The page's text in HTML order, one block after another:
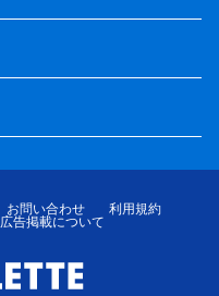
お問い合わせ
利用規約
広告掲載について